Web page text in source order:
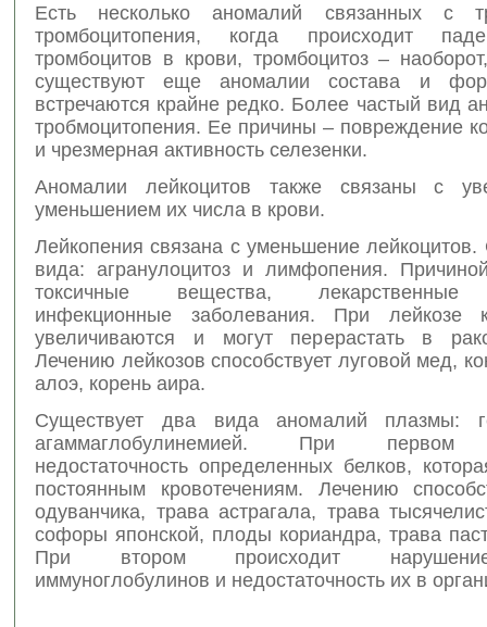
Есть несколько аномалий связанных с
тромбоцитопения, когда происходит
тромбоцитов в крови, тромбоцитоз –
существуют еще аномалии состава и
встречаются крайне редко. Более частый вид
тробмоцитопения. Ее причины – повреждение
и чрезмерная активность селезенки.
Аномалии лейкоцитов также связаны с
уменьшением их числа в крови.
Лейкопения связана с уменьшение лейкоцитов.
вида: агранулоцитоз и лимфопения.
токсичные вещества, лекарственные
инфекционные заболевания. При лейкозе
увеличиваются и могут перерастать в
Лечению лейкозов способствует луговой мед,
алоэ, корень аира.
Существует два вида аномалий плазмы:
агаммаглобулинемией. При первом
недостаточность определенных белков,
постоянным кровотечениям. Лечению
одуванчика, трава астрагала, трава
софоры японской, плоды кориандра, трава
При втором происходит
иммуноглобулинов и недостаточность их в